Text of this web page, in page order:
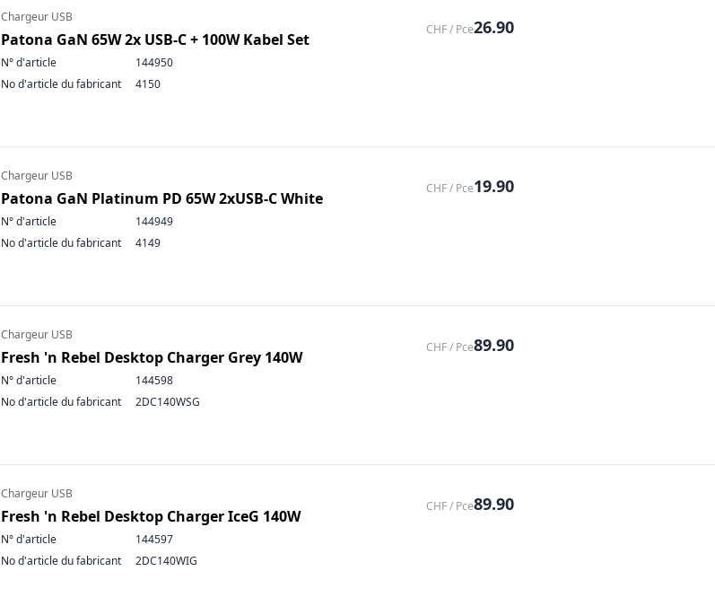
Chargeur USB
Patona GaN 65W 2x USB-C + 100W Kabel Set
N° d'article
144950
No d'article du fabricant
4150
CHF / Pce26.90
Chargeur USB
Patona GaN Platinum PD 65W 2xUSB-C White
N° d'article
144949
No d'article du fabricant
4149
CHF / Pce19.90
Chargeur USB
Fresh 'n Rebel Desktop Charger Grey 140W
N° d'article
144598
No d'article du fabricant
2DC140WSG
CHF / Pce89.90
Chargeur USB
Fresh 'n Rebel Desktop Charger IceG 140W
N° d'article
144597
No d'article du fabricant
2DC140WIG
CHF / Pce89.90